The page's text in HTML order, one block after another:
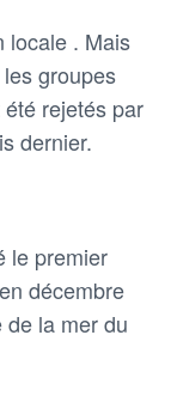
locale . Mais
groupes
rejetés par
dernier.
le premier
décembre
la mer du